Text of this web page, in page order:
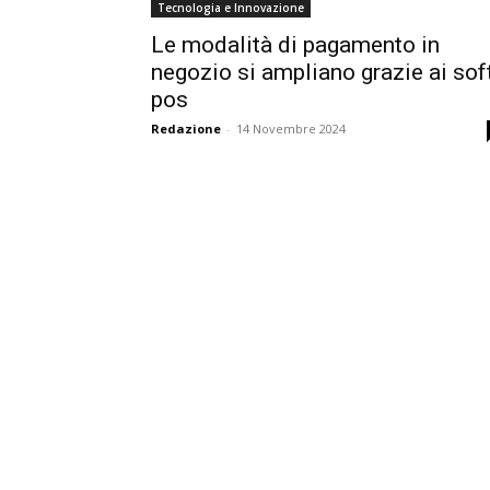
Tecnologia e Innovazione
Le modalità di pagamento in
negozio si ampliano grazie ai
pos
Redazione - 14 Novembre 2024